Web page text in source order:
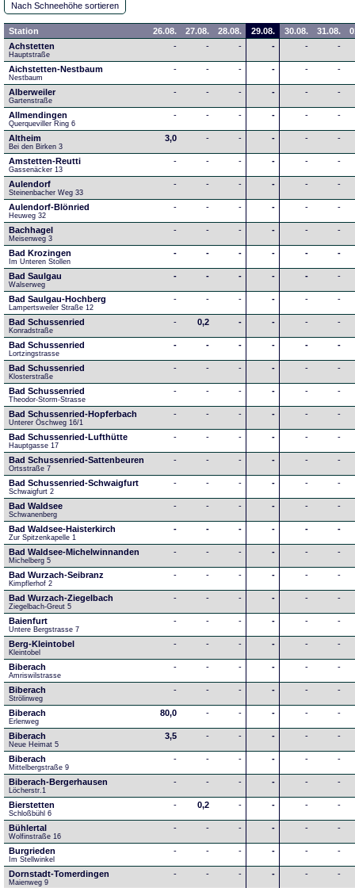
Nach Schneehöhe sortieren
Station 26.08. 27.08. 28.08. 29.08. 30.08. 31.08.
Achstetten
Hauptstraße
- - - - - -
Aichstetten-Nestbaum
Nestbaum
- - - - - -
Alberweiler
Gartenstraße
- - - - - -
Allmendingen
Querqueviller Ring 6
- - - - - -
Altheim
Bei den Birken 3
3,0 - - - - -
Amstetten-Reutti
Gassenäcker 13
- - - - - -
Aulendorf
Steinenbacher Weg 33
- - - - - -
Aulendorf-Blönried
Heuweg 32
- - - - - -
Bachhagel
Meisenweg 3
- - - - - -
Bad Krozingen
Im Unteren Stollen
- - - - - -
Bad Saulgau
Walserweg
- - - - - -
Bad Saulgau-Hochberg
Lampertsweiler Straße 12
- - - - - -
Bad Schussenried
Konradstraße
- 0,2 - - - -
Bad Schussenried
Lortzingstrasse
- - - - - -
Bad Schussenried
Klosterstraße
- - - - - -
Bad Schussenried
Theodor-Storm-Strasse
- - - - - -
Bad Schussenried-Hopferbach
Unterer Öschweg 16/1
- - - - - -
Bad Schussenried-Lufthütte
Hauptgasse 17
- - - - - -
Bad Schussenried-Sattenbeuren
Ortsstraße 7
- - - - - -
Bad Schussenried-Schwaigfurt
Schwaigfurt 2
- - - - - -
Bad Waldsee
Schwanenberg
- - - - - -
Bad Waldsee-Haisterkirch
Zur Spitzenkapelle 1
- - - - - -
Bad Waldsee-Michelwinnanden
Michelberg 5
- - - - - -
Bad Wurzach-Seibranz
Kimpflerhof 2
- - - - - -
Bad Wurzach-Ziegelbach
Ziegelbach-Greut 5
- - - - - -
Baienfurt
Untere Bergstrasse 7
- - - - - -
Berg-Kleintobel
Kleintobel
- - - - - -
Biberach
Amriswilstrasse
- - - - - -
Biberach
Strölinweg
- - - - - -
Biberach
Erlenweg
80,0 - - - - -
Biberach
Neue Heimat 5
3,5 - - - - -
Biberach
Mittelbergstraße 9
- - - - - -
Biberach-Bergerhausen
Löcherstr.1
- - - - - -
Bierstetten
Schloßbühl 6
- 0,2 - - - -
Bühlertal
Wolfinstraße 16
- - - - - -
Burgrieden
Im Stellwinkel
- - - - - -
Dornstadt-Tomerdingen
Maienweg 9
- - - - - -